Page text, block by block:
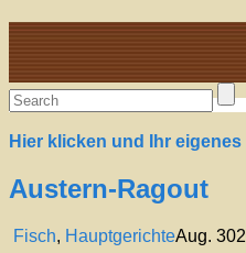
Alte Rezepte online
Hier klicken und Ihr
Austern-Ragout
Fisch, HauptgerichteAug. 30